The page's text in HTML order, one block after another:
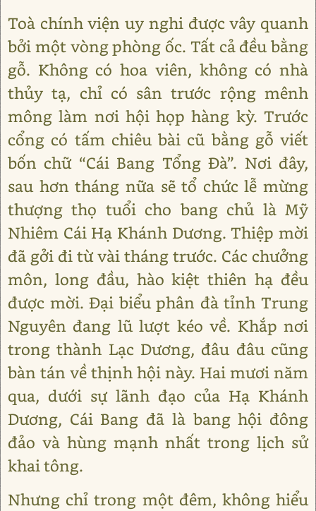
Toà chính viện uy nghi được vây quanh
bởi một vòng phòng ốc. Tất cả đều bằng
gỗ. Không có hoa viên, không có nhà
thủy tạ, chỉ có sân trước rộng mênh
mông làm nơi hội họp hàng kỳ. Trước
cổng có tấm chiêu bài cũ bằng gỗ viết
bốn chữ “Cái Bang Tổng Đà”. Nơi đây,
sau hơn tháng nữa sẽ tổ chức lễ mừng
thượng thọ tuổi cho bang chủ là Mỹ
Nhiêm Cái Hạ Khánh Dương. Thiệp mời
đã gởi đi từ vài tháng trước. Các chưởng
môn, long đầu, hào kiệt thiên hạ đều
được mời. Đại biểu phân đà tỉnh Trung
Nguyên đang lũ lượt kéo về. Khắp nơi
trong thành Lạc Dương, đâu đâu cũng
bàn tán về thịnh hội này. Hai mươi năm
qua, dưới sự lãnh đạo của Hạ Khánh
Dương, Cái Bang đã là bang hội đông
đảo và hùng mạnh nhất trong lịch sử
khai tông.
Nhưng chỉ trong một đêm, không hiểu